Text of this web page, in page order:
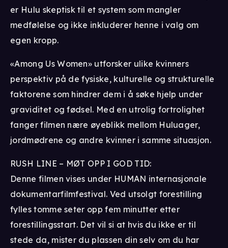
er Hulu skeptisk til et system som mangler
medfølelse og ikke inkluderer henne i valg om
egen kropp.
«Among Us Women» utforsker ulike kvinners
perspektiv på de fysiske, kulturelle og strukturelle
faktorene som hindrer dem i å søke hjelp under
graviditet og fødsel. Med en utrolig fortrolighet
fanger filmen nære øyeblikk mellom Huluager,
jordmødrene og andre kvinner i samme situasjon.
RUSH LINE – MØT OPP I GOD TID:
Denne filmen vises under HUMAN internasjonale
dokumentarfilmfestival. Ved utsolgt forestilling
fylles tomme seter opp fem minutter etter
forestillingsstart. Det vil si at hvis du ikke er til
stede da, mister du plassen din selv om du har